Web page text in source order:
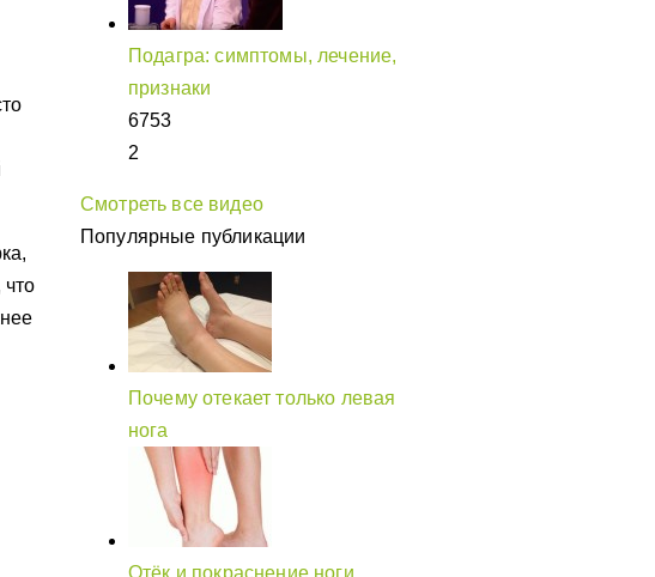
Подагра: симптомы, лечение,
признаки
6753
2
Смотреть все видео
Популярные публикации
Почему отекает только левая
нога
Отёк и покраснение ноги